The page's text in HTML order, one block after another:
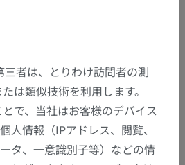
的部位には下位構造がありま
三者は、とりわけ訪問者の測
は類似技術を利用します。
で、当社はお客様のデバイス
人情報（IPアドレス、閲覧、
タ、一意識別子等）などの情